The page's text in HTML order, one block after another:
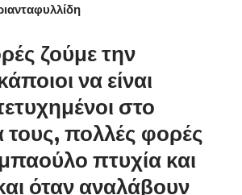
ζούμε την
να είναι
στο
τους, πολλές φορές
πτυχία και
όταν αναλάβουν